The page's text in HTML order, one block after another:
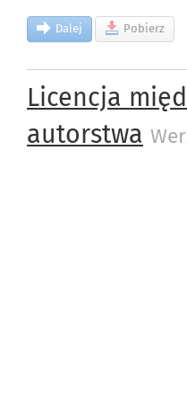
Dalej Pobierz
Licencja
autorstwa